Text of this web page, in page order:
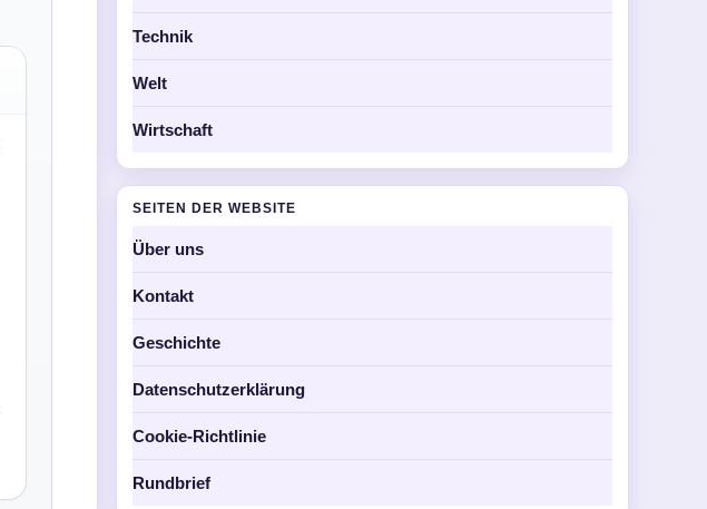
Technik
Welt
Wirtschaft
SEITEN DER WEBSITE
Über uns
Kontakt
Geschichte
Datenschutzerklärung
Cookie-Richtlinie
Rundbrief